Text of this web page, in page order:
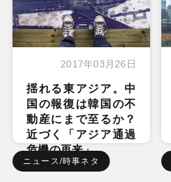
2017年03月26日
揺れる東アジア。中
国の報復は韓国の不
動産にまで至るか？
近づく「アジア通過
危機の再来」
ニュース/時事ネタ